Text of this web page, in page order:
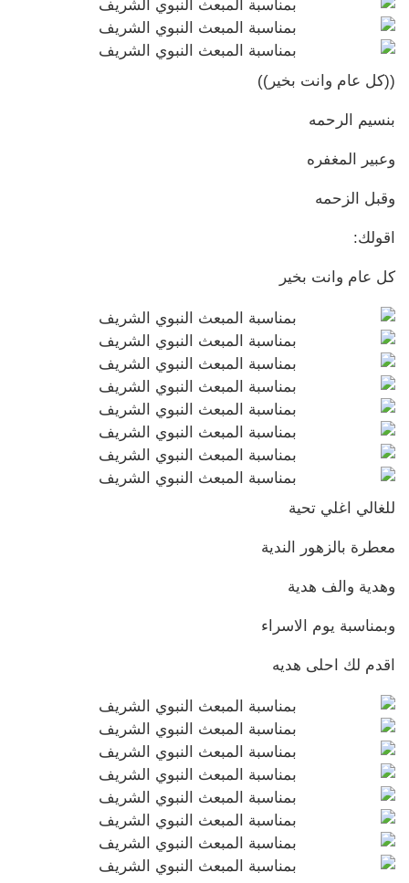
((كل عام وانت بخير))
بنسيم الرحمه
وعبير المغفره
وقبل الزحمه
اقولك:
كل عام وانت بخير
للغالي اغلي تحية
معطرة بالزهور الندية
وهدية والف هدية
وبمناسبة يوم الاسراء
اقدم لك احلى هديه